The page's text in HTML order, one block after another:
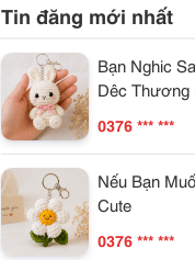
Tin đăng mới nhất
Bạn Nghic
Dêc Thương
0376 *** ***
Nếu Bạn
Cute
0376 *** ***